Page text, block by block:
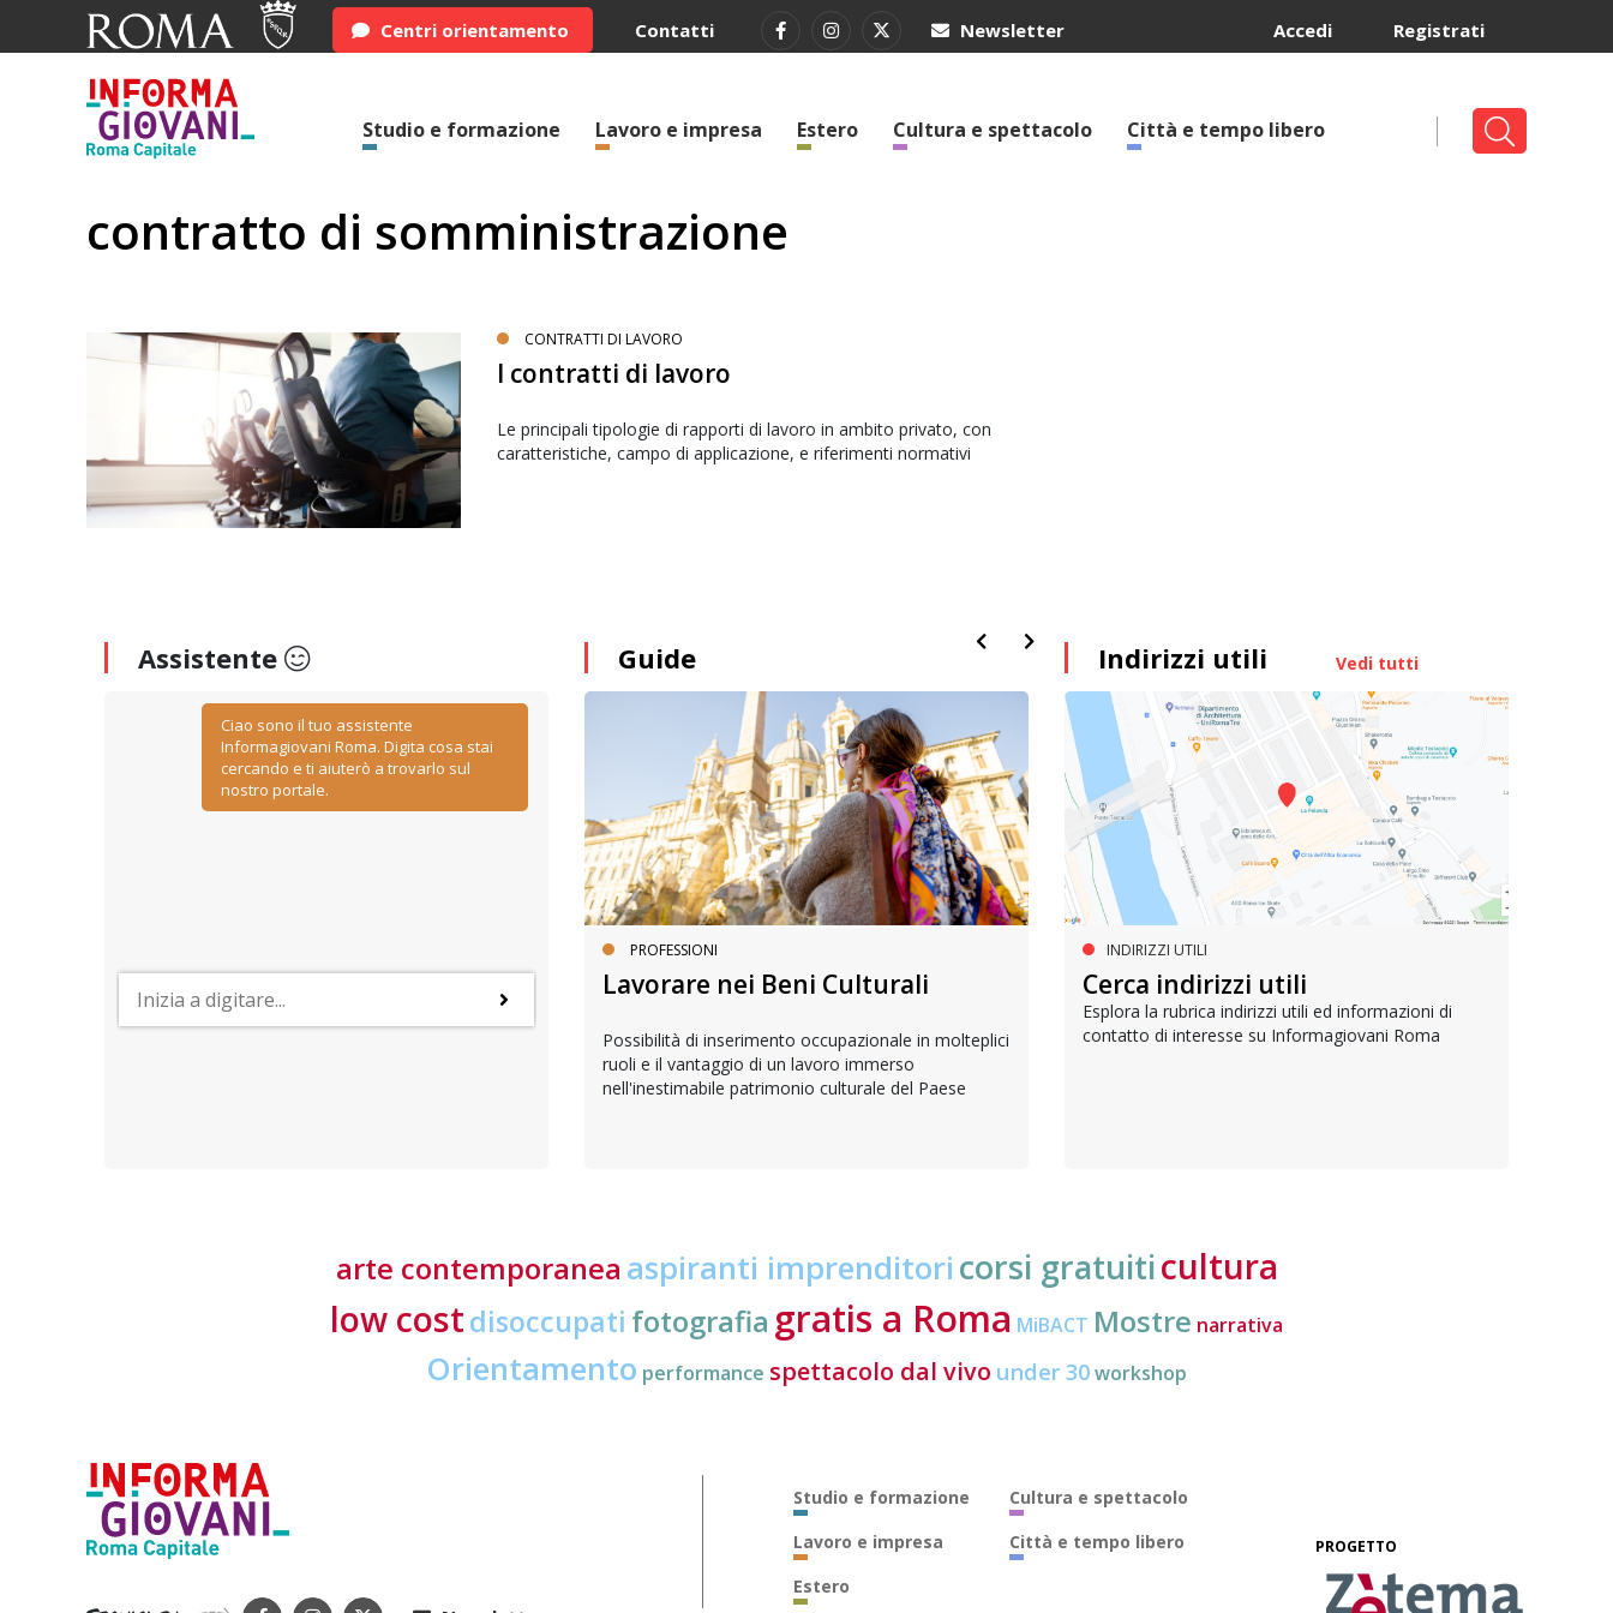
Centri orientamento Contatti Newsletter Registrati
Accedi
Studio e formazione Lavoro e impresa Estero Cultura e spettacolo Città e tempo libero
contratto di somministrazione
CONTRATTI DI LAVORO
I contratti di lavoro
Le principali tipologie di rapporti di lavoro in ambito privato, con
caratteristiche, campo di applicazione, e riferimenti normativi
Assistente
Ciao sono il tuo assistente
Informagiovani Roma. Digita cosa stai
cercando e ti aiuterò a trovarlo sul
nostro portale.
Guide
Lavorare nelle risorse umane
PROFESSIONI
Lavorare nei Beni Culturali
Possibilità di inserimento occupazionale in molteplici
ruoli e il vantaggio di un lavoro immerso
nell'inestimabile patrimonio culturale del Paese
SERVIZI SOCIALI E AI CITTADINI
Inclusione e opportunità per
giovani con disabilità
Indirizzi utili Vedi tutti
INDIRIZZI UTILI
Cerca indirizzi utili
Esplora la rubrica indirizzi utili ed informazioni di
contatto di interesse su Informagiovani Roma
arte contemporanea aspiranti imprenditori corsi gratuiticultura
low costdisoccupati fotografia gratis a Roma MiBACT Mostre narrativa
Orientamento performance spettacolo dal vivo under 30workshop
Studio e formazione
Lavoro e impresa
Estero
Cultura e spettacolo
Città e tempo libero
PROGETTO